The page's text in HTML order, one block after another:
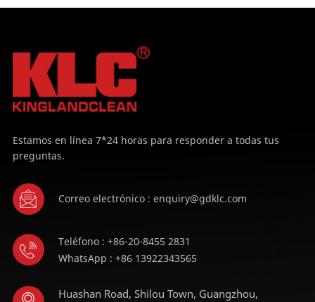
Estamos en línea 7*24 horas para responder a todas tus
preguntas.
Correo electrónico : enquiry@gdklc.com
Teléfono : +86-20-8455 2831
WhatsApp : +86 13922343565
Huashan Road, Shilou Town, Guangzhou,